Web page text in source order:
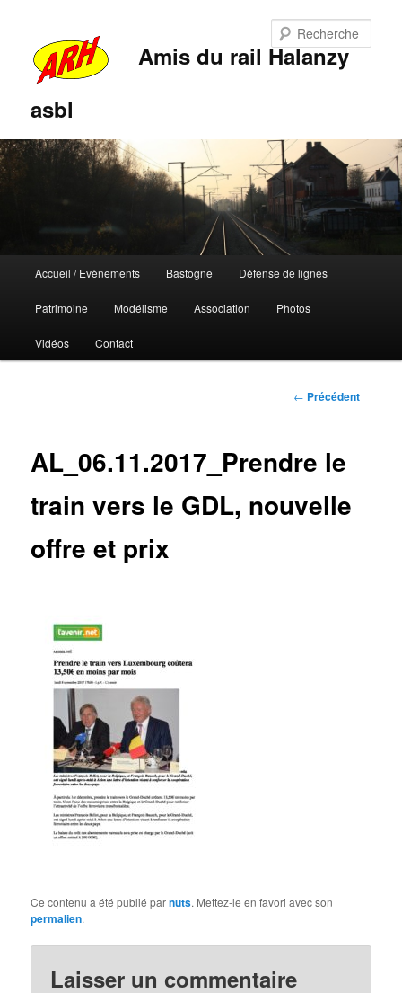
Amis du rail Halanzy
asbl
principal
Aller
au
contenu
Aller
au
contenu
Accueil / Evènements Bastogne Défense de lignes
Patrimoine Modélisme Association Photos
Vidéos Contact
Navigation
← Précédent
AL_06.11.2017_Prendre le
train vers le GDL, nouvelle
offre et prix
Ce contenu a été publié parnuts. Mettez-le en favori avec son
permalien.
Laisser un commentaire